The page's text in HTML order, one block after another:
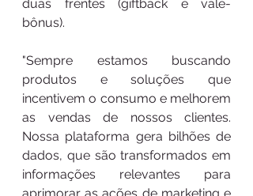
duas frentes (giftback e vale-
bônus).
"Sempre estamos buscando
produtos e soluções que
incentivem o consumo e melhorem
as vendas de nossos clientes.
Nossa plataforma gera bilhões de
dados, que são transformados em
informações relevantes para